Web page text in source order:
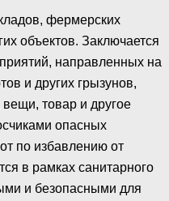
фермерских
объектов. Заключается
направленных на
и других грызунов,
вещи, товар и другое
опасных
по избавлению от
в рамках санитарного
и безопасными для